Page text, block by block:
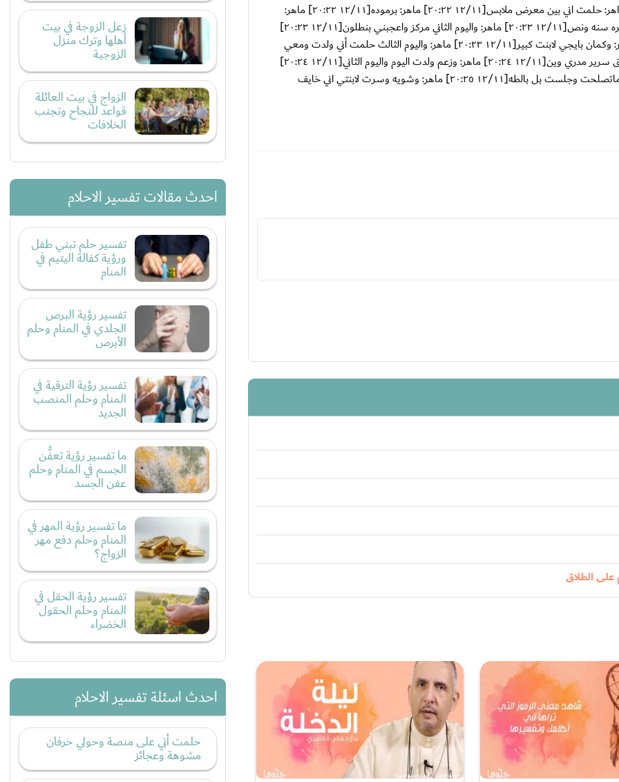
[١١/‏١٢ ٢٠:٢١] ماهر: حلمت يومين يوم بعد يوم[١١/‏١٢ ٢٠:٢٢] ماهر: حلمت اني بين معرض ملابس[١١/‏١٢ ٢٠:٢٢] ماهر: برموده[١١/‏١٢ ٢٠:٢٢] ماهر:
وعيني علی بدلت بنت روعه[١١/‏١٢ ٢٠:٢٢] ماهر: بس حق بنت عمره سنه ونص[١١/‏١٢ ٢٠:٢٣] ماهر: واليوم الثاني مركز واعجبني بنطلون[١١/‏١٢ ٢٠:٢٣]
ماهر: لونه دم الغزال[١١/‏١٢ ٢٠:٢٣] ماهر: جنز[١١/‏١٢ ٢٠:٢٣] ماهر: وكمان بايجي لابنت كبير[١١/‏١٢ ٢٠:٢٣] ماهر: واليوم الثالث حلمت أني ولدت ومعي
بنت[١١/‏١٢ ٢٠:٢٣] ماهر: صحتها ونيمتها[١١/‏١٢ ٢٠:٢٤] ماهر: فوق سرير مدري وين[١١/‏١٢ ٢٠:٢٤] ماهر: وزعم ولدت اليوم واليوم الثاني[١١/‏١٢ ٢٠:٢٤]
ماهر: سرت وفئ بيقولو انه الوفئ حقي[١١/‏١٢ ٢٠:٢٤] ماهر: بس انا ماتصلحت وجلست بل بالطه[١١/‏١٢ ٢٠:٢٥] ماهر: وشويه وسرت لابنتي اني خايف
الطلاق
زعل الزوجة في بيت
أهلها وترك منزل
الزوجية
الزواج في بيت العائلة
قواعد للنجاح وتجنب
الخلافات
احدث مقالات تفسير الاحلام
تفسير حلم تبني طفل
ورؤية كفالة اليتيم في
المنام
تفسير رؤية البرص
الجلدي في المنام وحلم
الأبرص
تفسير رؤية الترقية في
المنام وحلم المنصب
الجديد
ما تفسير رؤية تعفُّن
الجسم في المنام وحلم
عفن الجسد
ما تفسير رؤية المهر في
المنام وحلم دفع مهر
الزواج؟
تفسير رؤية الحقل في
المنام وحلم الحقول
الخضراء
احدث اسئلة تفسير الاحلام
حلمت أني على منصة وحولي خرفان
مشوهة وعجائز